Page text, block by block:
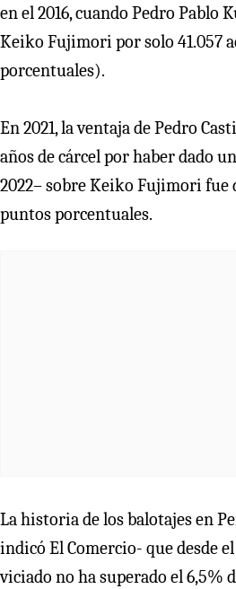
en el 2016, cuando Pedro Pablo
Keiko Fujimori por solo 41.057
porcentuales).
En 2021, la ventaja de Pedro
años de cárcel por haber dado
2022– sobre Keiko Fujimori fue
puntos porcentuales.
La historia de los balotajes en
indicó El Comercio- que desde el
viciado no ha superado el 6,5%